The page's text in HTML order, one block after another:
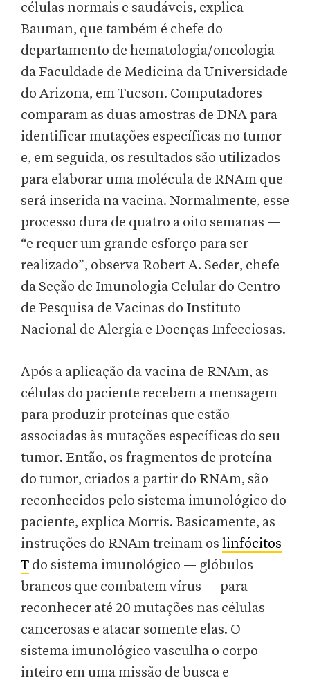
células normais e saudáveis, explica
Bauman, que também é chefe do
departamento de hematologia/oncologia
da Faculdade de Medicina da Universidade
do Arizona, em Tucson. Computadores
comparam as duas amostras de DNA para
identificar mutações específicas no tumor
e, em seguida, os resultados são utilizados
para elaborar uma molécula de RNAm que
será inserida na vacina. Normalmente, esse
processo dura de quatro a oito semanas —
“e requer um grande esforço para ser
realizado”, observa Robert A. Seder, chefe
da Seção de Imunologia Celular do Centro
de Pesquisa de Vacinas do Instituto
Nacional de Alergia e Doenças Infecciosas.
Após a aplicação da vacina de RNAm, as
células do paciente recebem a mensagem
para produzir proteínas que estão
associadas às mutações específicas do seu
tumor. Então, os fragmentos de proteína
do tumor, criados a partir do RNAm, são
reconhecidos pelo sistema imunológico do
paciente, explica Morris. Basicamente, as
instruções do RNAm treinam os linfócitos
T do sistema imunológico — glóbulos
brancos que combatem vírus — para
reconhecer até 20 mutações nas células
cancerosas e atacar somente elas. O
sistema imunológico vasculha o corpo
inteiro em uma missão de busca e